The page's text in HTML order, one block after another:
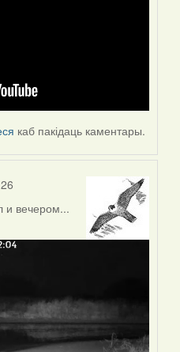
каб пакідаць каментары.
и вечером...